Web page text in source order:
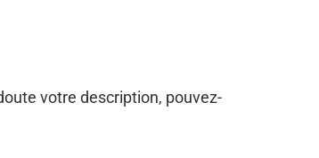
votre description, pouvez-